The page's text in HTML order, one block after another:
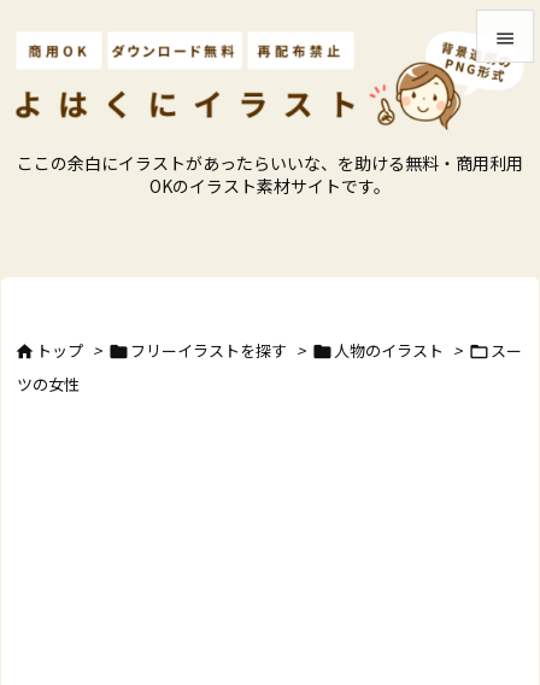
ここの余白にイラストがあったらいいな、を助ける無料・商用利用
OKのイラスト素材サイトです。





 トップ > フリーイラストを探す >  人物のイラスト >  スー
ツの女性